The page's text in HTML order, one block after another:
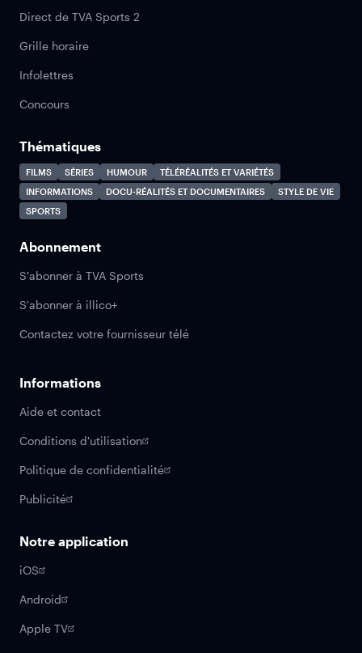
Direct de TVA Sports 2
Grille horaire
Infolettres
Concours
Thématiques
FILMS SÉRIES HUMOUR
TÉLÉRÉALITÉS ET VARIÉTÉS
INFORMATIONS
DOCU-RÉALITÉS ET DOCUMENTAIRES
STYLE DE VIE
SPORTS
Abonnement
S'abonner à TVA Sports
S'abonner à illico+
Contactez votre fournisseur télé
Informations
Aide et contact
Conditions d'utilisation
Politique de confidentialité
Publicité
Notre application
iOS
Android
Apple TV